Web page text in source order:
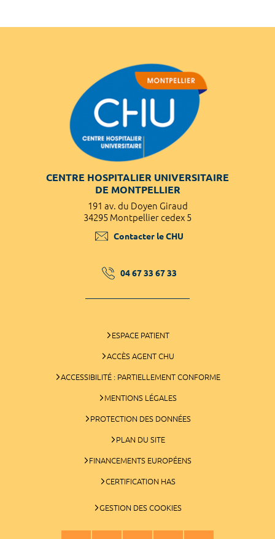
CENTRE HOSPITALIER UNIVERSITAIRE
DE MONTPELLIER
191 av. du Doyen Giraud
34295 Montpellier cedex 5
Contacter le CHU
04 67 33 67 33
ESPACE PATIENT
ACCÈS AGENT CHU
ACCESSIBILITÉ : PARTIELLEMENT CONFORME
MENTIONS LÉGALES
PROTECTION DES DONNÉES
PLAN DU SITE
FINANCEMENTS EUROPÉENS
CERTIFICATION HAS
GESTION DES COOKIES